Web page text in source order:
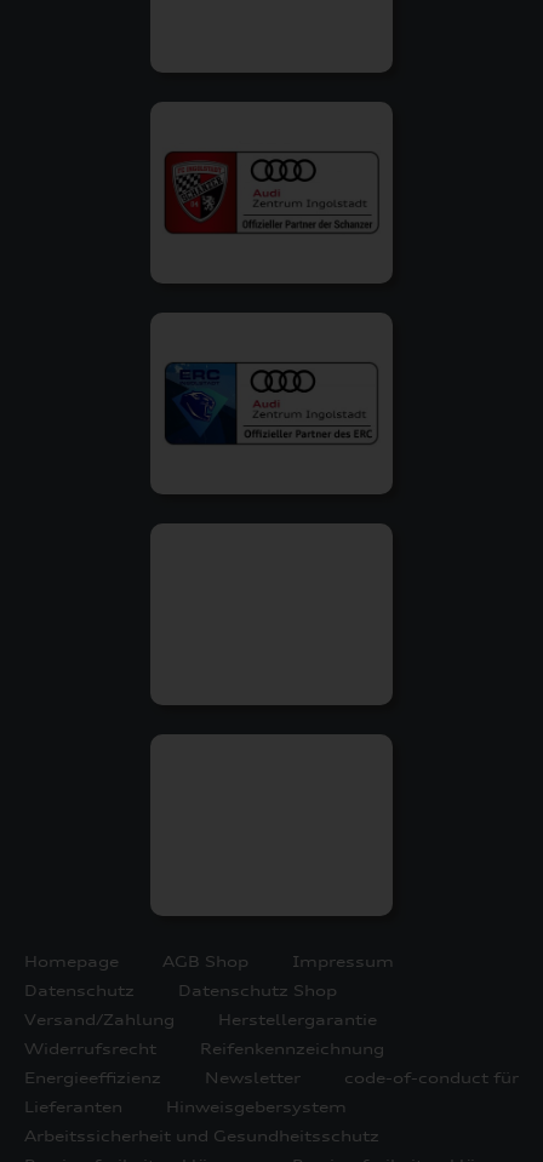
Homepage AGB Shop
Impressum
Datenschutz
Datenschutz Shop
Versand/Zahlung
Herstellergarantie
Widerrufsrecht
Reifenkennzeichnung
Energieeffizienz
Newsletter
code-of-conduct für
Lieferanten
Hinweisgebersystem
Arbeitssicherheit und Gesundheitsschutz